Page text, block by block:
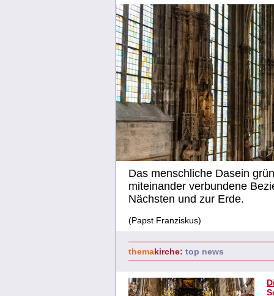
Das menschliche Dasein
miteinander verbundene
Nächsten und zur Erde.
(Papst Franziskus)
themakirche: top news